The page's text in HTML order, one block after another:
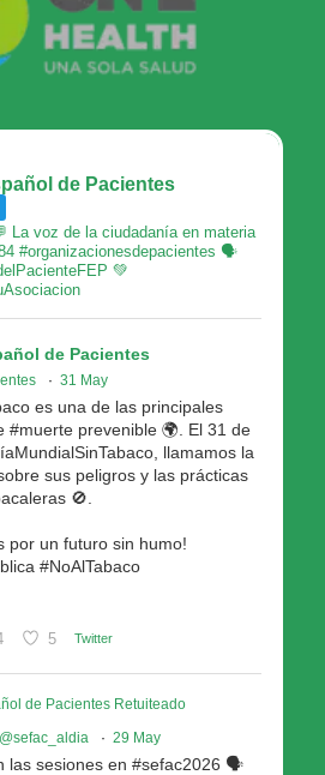
de Pacientes
voz de la ciudadanía en materia
#organizacionesdepacientes 🗣
💚
de Pacientes
· 31 May
es una de las principales
#muerte prevenible 🌍. El 31 de
llamamos la
sus peligros y las prácticas
🚫.
por un futuro sin humo!
#NoAlTabaco
5 Twitter
de Pacientes Retuiteado
@sefac_aldia · 29 May
las sesiones en #sefac2026 🗣️